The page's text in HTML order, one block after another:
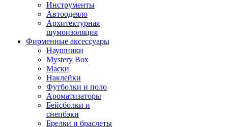
Инструменты
Автоодеяло
Архитектурная
шумоизоляция
Фирменные аксессуары
Наушники
Mystery Box
Маски
Наклейки
Футболки и поло
Ароматизаторы
Бейсболки и
снепбэки
Брелки и браслеты